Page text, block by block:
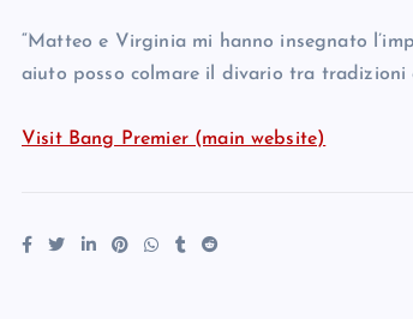
“Matteo e Virginia mi hanno insegnato
aiuto posso colmare il divario tra tradizioni
Visit Bang Premier (main website)